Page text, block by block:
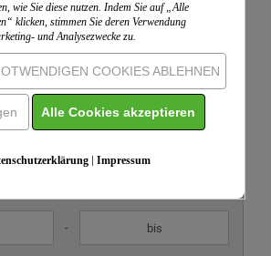
Passwort
ANMELDEN
Preis bis
-
wie Sie diese nutzen. Indem Sie auf „Alle
klicken, stimmen Sie deren Verwendung
und Analysezwecke zu.
COOKIES ABLEHNEN
Alle Cookies akzeptieren
| Impressum